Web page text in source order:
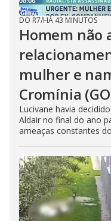
DO R7/HÁ 43 MINUTOS
Homem não
mulher e
Cromínia
Lucivane havia
Aldair no final do ano
ameaças constantes